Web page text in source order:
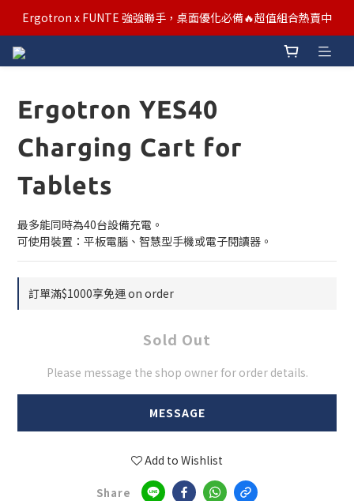
汰舊/升級補助優惠熱烈進行中！符合資格者歡迎申請購物金補助
汰舊/升級補助優惠熱烈進行中！符合資格者歡迎申請購物金補助
Ergotron YES40
Charging Cart for
Tablets
最多能同時為40台設備充電。
可使用裝置：平板電腦、智慧型手機或電子閱讀器。
訂單滿$1000享免運 on order
Sold Out
Please message the shop owner for order details.
MESSAGE
Add to Wishlist
Share